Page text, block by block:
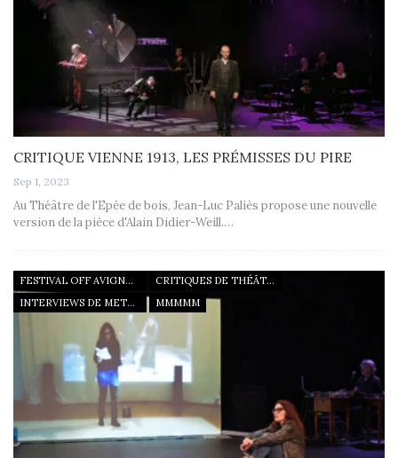
CRITIQUE VIENNE 1913, LES PRÉMISSES DU PIRE
Sep 1, 2023
Au Théâtre de l'Epée de bois, Jean-Luc Paliès propose une nouvelle
version de la pièce d'Alain Didier-Weill.…
FESTIVAL OFF AVIGNON 22
CRITIQUES DE THÉÂTRE
INTERVIEWS DE METTEURS EN SCÈNE
MMMMM